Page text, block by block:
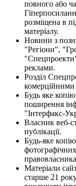
повного або
розміщена в
матеріалу.
Новини з
"Регіони",
реклами.
Розділ
Будь яке
поширення
"Інтерфакс-
Власник веб-
публікації.
Будь-яке
фотографічних
Матеріали
старше 21